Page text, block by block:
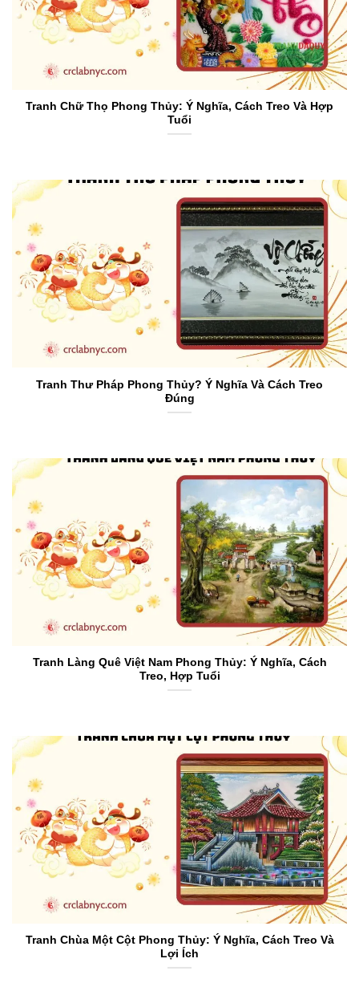
Tranh Chữ Thọ Phong Thủy: Ý Nghĩa, Cách Treo Và Hợp
Tuổi
Tranh Thư Pháp Phong Thủy? Ý Nghĩa Và Cách Treo
Đúng
Tranh Làng Quê Việt Nam Phong Thủy: Ý Nghĩa, Cách
Treo, Hợp Tuổi
Tranh Chùa Một Cột Phong Thủy: Ý Nghĩa, Cách Treo Và
Lợi Ích